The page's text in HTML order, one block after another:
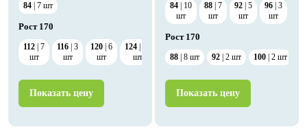
84 7 шт
Рост170
112 7
шт
116 3
шт
120 6
шт
124
шт
шт
Показать цену
84
10
шт
88 7
шт
92 5
шт
96 3
шт
Рост170
88 8 шт 92 2 шт 100 2 шт
Показать цену